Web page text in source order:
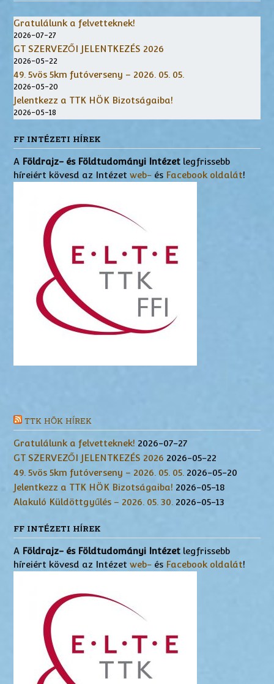
Gratulálunk a felvetteknek!
2026-07-27
GT SZERVEZŐI JELENTKEZÉS 2026
2026-05-22
49. 5vös 5km futóverseny – 2026. 05. 05.
2026-05-20
Jelentkezz a TTK HÖK Bizotságaiba!
2026-05-18
FF INTÉZETI HÍREK
A Földrajz- és Földtudományi Intézet legfrissebb
híreiért kövesd az Intézet web- és Facebook oldalát!
TTK HÖK HÍREK
Gratulálunk a felvetteknek! 2026-07-27
GT SZERVEZŐI JELENTKEZÉS 2026 2026-05-22
49. 5vös 5km futóverseny – 2026. 05. 05. 2026-05-20
Jelentkezz a TTK HÖK Bizotságaiba! 2026-05-18
Alakuló Küldöttgyűlés – 2026. 05. 30. 2026-05-13
FF INTÉZETI HÍREK
A Földrajz- és Földtudományi Intézet legfrissebb
híreiért kövesd az Intézet web- és Facebook oldalát!